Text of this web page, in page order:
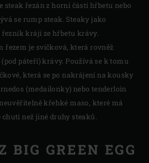
steak řezán z horní části hřbetu nebo
se rump steak. Steaky jako
řezník krájí ze hřbetu krávy.
řezem je svíčková, která rovněž
páteří) krávy. Používá se k tomu
která se po nakrájení na kousky
(medailonky) nebo tenderloin
křehké maso, které má
chuti než jiné druhy steaků.
BIG GREEN EGG